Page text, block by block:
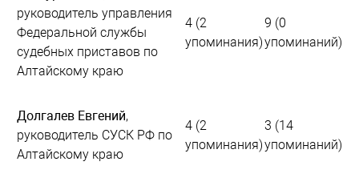
руководитель управления
Федеральной службы
судебных приставов по
Алтайскому краю
4 (2
упоминания)
9 (0
упоминаний)
Долгалев Евгений,
руководитель СУСК РФ по
Алтайскому краю
4 (2
упоминания)
3 (14
упоминаний)